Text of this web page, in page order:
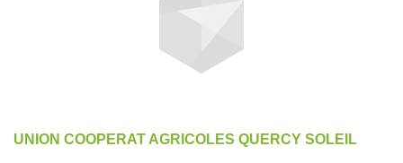
UNION COOPERAT AGRICOLES QUERCY SOLEIL